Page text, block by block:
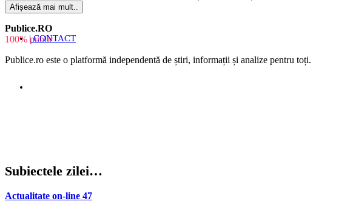
| CONTACT
Afișează mai mult..
Publice.RO
100% public
Publice.ro este o platformă independentă de știri, informații și analize pentru toți.
Subiectele zilei…
Actualitate on-line 47